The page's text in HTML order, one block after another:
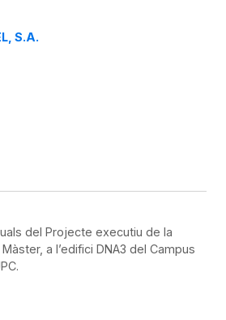
S.A.
del Projecte executiu de la
a l’edifici DNA3 del Campus